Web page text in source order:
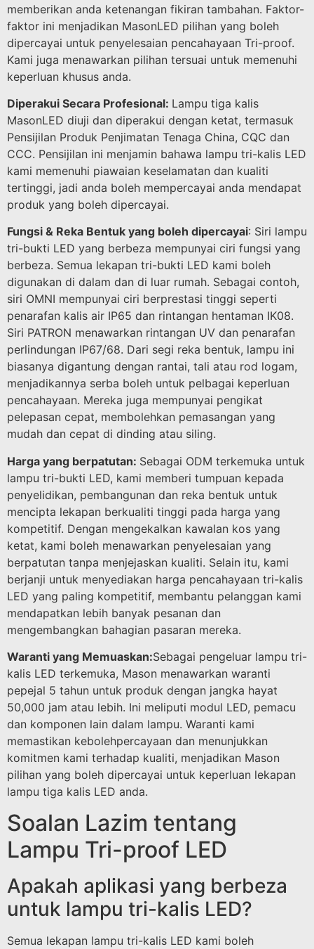
memberikan anda ketenangan fikiran tambahan. Faktor-
faktor ini menjadikan MasonLED pilihan yang boleh
dipercayai untuk penyelesaian pencahayaan Tri-proof.
Kami juga menawarkan pilihan tersuai untuk memenuhi
keperluan khusus anda.
Diperakui Secara Profesional: Lampu tiga kalis
MasonLED diuji dan diperakui dengan ketat, termasuk
Pensijilan Produk Penjimatan Tenaga China, CQC dan
CCC. Pensijilan ini menjamin bahawa lampu tri-kalis LED
kami memenuhi piawaian keselamatan dan kualiti
tertinggi, jadi anda boleh mempercayai anda mendapat
produk yang boleh dipercayai.
Fungsi & Reka Bentuk yang boleh dipercayai: Siri lampu
tri-bukti LED yang berbeza mempunyai ciri fungsi yang
berbeza. Semua lekapan tri-bukti LED kami boleh
digunakan di dalam dan di luar rumah. Sebagai contoh,
siri OMNI mempunyai ciri berprestasi tinggi seperti
penarafan kalis air IP65 dan rintangan hentaman IK08.
Siri PATRON menawarkan rintangan UV dan penarafan
perlindungan IP67/68. Dari segi reka bentuk, lampu ini
biasanya digantung dengan rantai, tali atau rod logam,
menjadikannya serba boleh untuk pelbagai keperluan
pencahayaan. Mereka juga mempunyai pengikat
pelepasan cepat, membolehkan pemasangan yang
mudah dan cepat di dinding atau siling.
Harga yang berpatutan: Sebagai ODM terkemuka untuk
lampu tri-bukti LED, kami memberi tumpuan kepada
penyelidikan, pembangunan dan reka bentuk untuk
mencipta lekapan berkualiti tinggi pada harga yang
kompetitif. Dengan mengekalkan kawalan kos yang
ketat, kami boleh menawarkan penyelesaian yang
berpatutan tanpa menjejaskan kualiti. Selain itu, kami
berjanji untuk menyediakan harga pencahayaan tri-kalis
LED yang paling kompetitif, membantu pelanggan kami
mendapatkan lebih banyak pesanan dan
mengembangkan bahagian pasaran mereka.
Waranti yang Memuaskan:Sebagai pengeluar lampu tri-
kalis LED terkemuka, Mason menawarkan waranti
pepejal 5 tahun untuk produk dengan jangka hayat
50,000 jam atau lebih. Ini meliputi modul LED, pemacu
dan komponen lain dalam lampu. Waranti kami
memastikan kebolehpercayaan dan menunjukkan
komitmen kami terhadap kualiti, menjadikan Mason
pilihan yang boleh dipercayai untuk keperluan lekapan
lampu tiga kalis LED anda.
Soalan Lazim tentang
Lampu Tri-proof LED
Apakah aplikasi yang berbeza
untuk lampu tri-kalis LED?
Semua lekapan lampu tri-kalis LED kami boleh